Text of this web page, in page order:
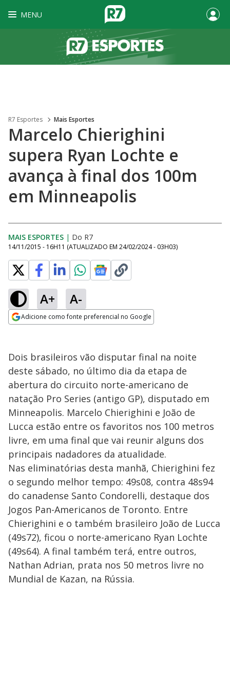
MENU
R7 Esportes Mais Esportes
Marcelo Chierighini
supera Ryan Lochte e
avança à final dos 100m
em Minneapolis
MAIS ESPORTES | Do R7
14/11/2015 - 16H11 (ATUALIZADO EM 24/02/2024 - 03H03)
A+ A-
Adicione como fonte preferencial no Google
Dois brasileiros vão disputar final na noite
deste sábado, no último dia da etapa de
abertura do circuito norte-americano de
natação Pro Series (antigo GP), disputado em
Minneapolis. Marcelo Chierighini e João de
Lucca estão entre os favoritos nos 100 metros
livre, em uma final que vai reunir alguns dos
principais nadadores da atualidade.
Nas eliminatórias desta manhã, Chierighini fez
o segundo melhor tempo: 49s08, contra 48s94
do canadense Santo Condorelli, destaque dos
Jogos Pan-Americanos de Toronto. Entre
Chierighini e o também brasileiro João de Lucca
(49s72), ficou o norte-americano Ryan Lochte
(49s64). A final também terá, entre outros,
Nathan Adrian, prata nos 50 metros livre no
Mundial de Kazan, na Rússia.